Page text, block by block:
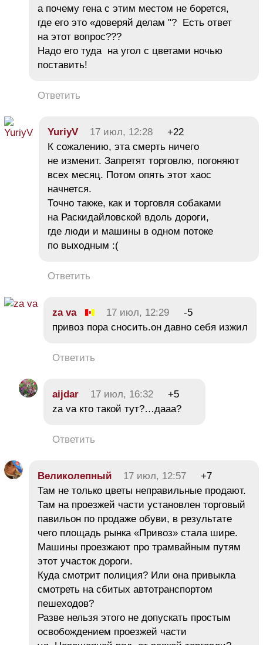
а почему гена с этим местом не борется,
где его это «доверяй делам "? Есть ответ
на этот вопрос???
Надо его туда на угол с цветами ночью
поставить!
Ответить
YuriyV 17 июл, 12:28
+22
К сожалению, эта смерть ничего
не изменит. Запретят торговлю, погоняют
всех месяц. Потом опять этот хаос
начнется.
Точно также, как и торговля собаками
на Раскидайловской вдоль дороги,
где люди и машины в одном потоке
по выходным :(
Ответить
za va 17 июл, 12:29
-5
привоз пора сносить.он давно себя изжил
Ответить
aijdar 17 июл, 16:32
+5
za va кто такой тут?…дааа?
Ответить
Великолепный 17 июл, 12:57
+7
Там не только цветы неправильные продают.
Там на проезжей части установлен торговый
павильон по продаже обуви, в результате
чего площадь рынка «Привоз» стала шире.
Машины проезжают про трамвайным путям
этот участок дороги.
Куда смотрит полиция? Или она привыкла
смотреть на сбитых автотранспортом
пешеходов?
Разве нельзя этого не допускать простым
освобождением проезжей части